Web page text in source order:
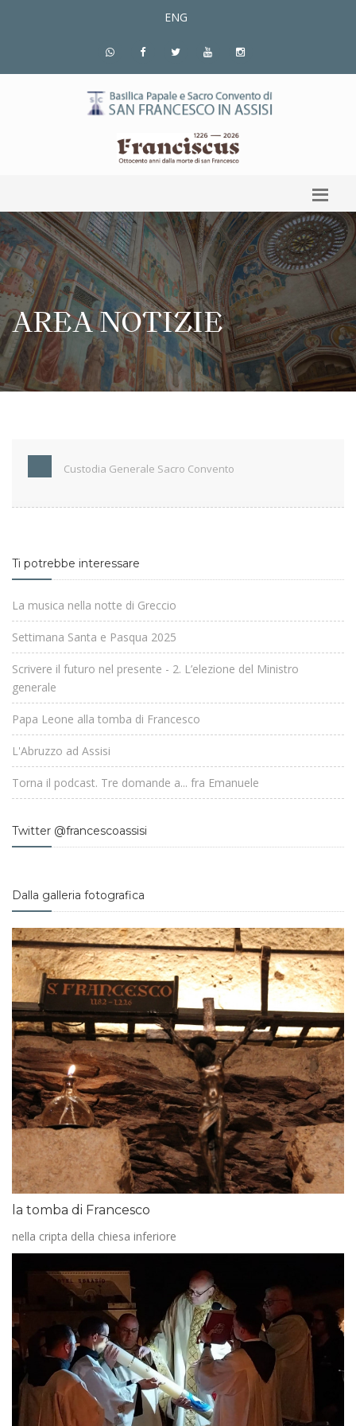
ENG
AREA NOTIZIE
Custodia Generale Sacro Convento
Ti potrebbe interessare
La musica nella notte di Greccio
Settimana Santa e Pasqua 2025
Scrivere il futuro nel presente - 2. L’elezione del Ministro
generale
Papa Leone alla tomba di Francesco
L'Abruzzo ad Assisi
Torna il podcast. Tre domande a... fra Emanuele
Twitter @francescoassisi
Dalla galleria fotografica
la tomba di Francesco
nella cripta della chiesa inferiore